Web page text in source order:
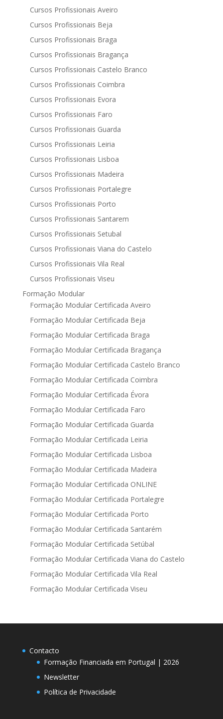
Cursos Profissionais Aveiro
Cursos Profissionais Beja
Cursos Profissionais Braga
Cursos Profissionais Bragança
Cursos Profissionais Castelo Branco
Cursos Profissionais Coimbra
Cursos Profissionais Evora
Cursos Profissionais Faro
Cursos Profissionais Guarda
Cursos Profissionais Leiria
Cursos Profissionais Lisboa
Cursos Profissionais Madeira
Cursos Profissionais Portalegre
Cursos Profissionais Porto
Cursos Profissionais Santarem
Cursos Profissionais Setubal
Cursos Profissionais Viana do Castelo
Cursos Profissionais Vila Real
Cursos Profissionais Viseu
Formação Modular
Formação Modular Certificada Aveiro
Formação Modular Certificada Beja
Formação Modular Certificada Braga
Formação Modular Certificada Bragança
Formação Modular Certificada Castelo Branco
Formação Modular Certificada Coimbra
Formação Modular Certificada Évora
Formação Modular Certificada Faro
Formação Modular Certificada Guarda
Formação Modular Certificada Leiria
Formação Modular Certificada Lisboa
Formação Modular Certificada Madeira
Formação Modular Certificada ONLINE
Formação Modular Certificada Portalegre
Formação Modular Certificada Porto
Formação Modular Certificada Santarém
Formação Modular Certificada Setúbal
Formação Modular Certificada Viana do Castelo
Formação Modular Certificada Vila Real
Formação Modular Certificada Viseu
Contacto
Formação Financiada em Portugal | 2026
Newsletter
Política de Privacidade